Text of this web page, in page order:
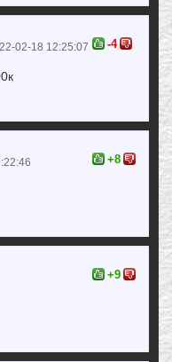
02-18 12:25:07 -4
+8
+9